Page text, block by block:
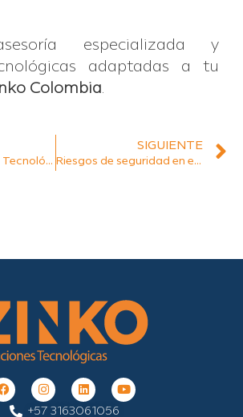
especializada y
adaptadas a tu
Colombia.
Las 5 Tendencias Tecnológicas que Marcarán a las Empresas Colombianas en 2026
SIGUIENTE
Riesgos de seguridad en equipos obsoletos: una amenaza silenciosa
+57 3163061056